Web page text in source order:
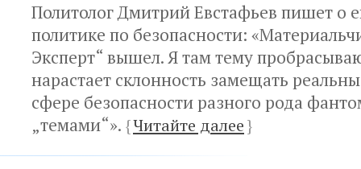
Политолог Дмитрий Евстафьев пишет о
политике по безопасности:
Эксперт“ вышел. Я там тему
нарастает склонность замещать
сфере безопасности разного рода
„темами“». {Читайте далее}